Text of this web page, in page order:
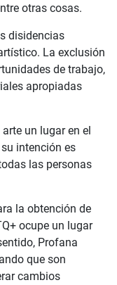
otras cosas.
disidencias
La exclusión
de trabajo,
apropiadas
un lugar en el
intención es
las personas
la obtención de
ocupe un lugar
Profana
que son
cambios